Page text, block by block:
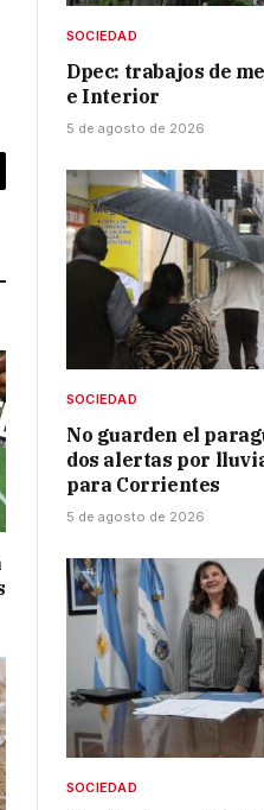
SOCIEDAD
Dpec: trabajos de
e Interior
5 de agosto de 2026
SOCIEDAD
No guarden el
dos alertas por
para Corrientes
5 de agosto de 2026
SOCIEDAD